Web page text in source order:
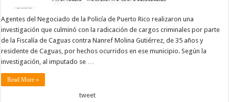
Agentes del Negociado de la Policía de Puerto Rico realizaron una
investigación que culminó con la radicación de cargos criminales por parte
de la Fiscalía de Caguas contra Nanref Molina Gutiérrez, de 35 años y
residente de Caguas, por hechos ocurridos en ese municipio. Según la
investigación, al imputado se …
Read More »
tweet